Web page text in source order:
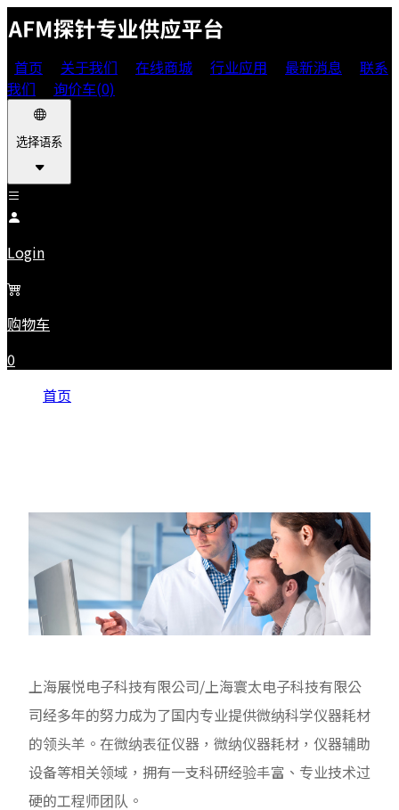
首页 关于我们 在线商城 行业应用 最新消息
联系
我们
询价车(0)
选择语系
Login
购物车
0
首页
上海展悦电子科技有限公司/上海寰太电子科技有限公
司经多年的努力成为了国内专业提供微纳科学仪器耗材
的领头羊。在微纳表征仪器，微纳仪器耗材，仪器辅助
设备等相关领域，拥有一支科研经验丰富、专业技术过
硬的工程师团队。